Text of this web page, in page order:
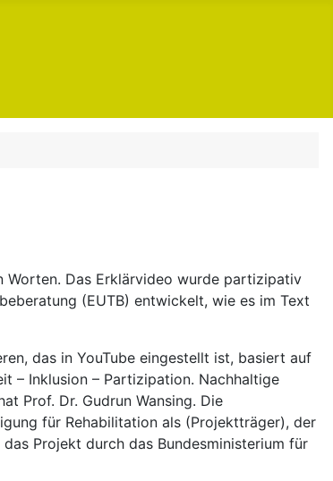
Worten. Das Erklärvideo wurde partizipativ
(EUTB) entwickelt, wie es im Text
das in YouTube eingestellt ist, basiert auf
– Inklusion – Partizipation. Nachhaltige
Prof. Dr. Gudrun Wansing. Die
für Rehabilitation als (Projektträger), der
Projekt durch das Bundesministerium für